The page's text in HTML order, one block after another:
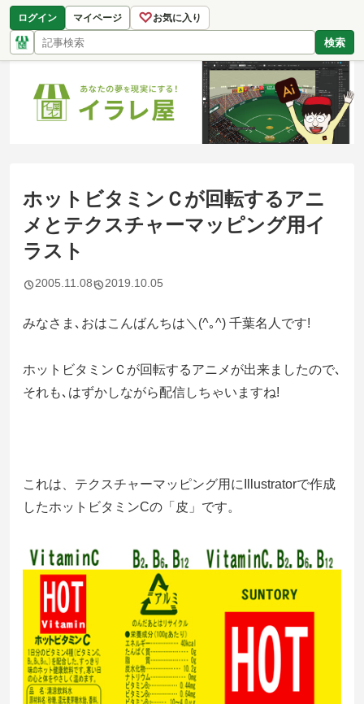
ログイン マイページ ♡お気に入り
検索
ホットビタミンＣが回転するアニ
メとテクスチャーマッピング用イ
ラスト
2005.11.08 2019.10.05
みなさま､おはこんばんちは＼(^｡^) 千葉名人です!
ホットビタミンＣが回転するアニメが出来ましたので､
それも､はずかしながら配信しちゃいますね!
これは、テクスチャーマッピング用にIllustratorで作成
したホットビタミンCの「皮」です。